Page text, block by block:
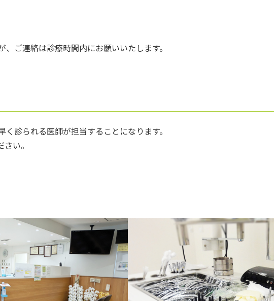
ご連絡は診療時間内にお願いいたします。
診られる医師が担当することになります。
い。